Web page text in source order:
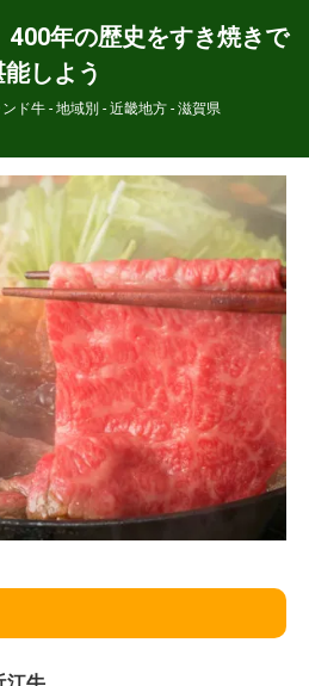
400年の歴史をすき焼きで
しよう
ンド牛 - 地域別 - 近畿地方 - 滋賀県